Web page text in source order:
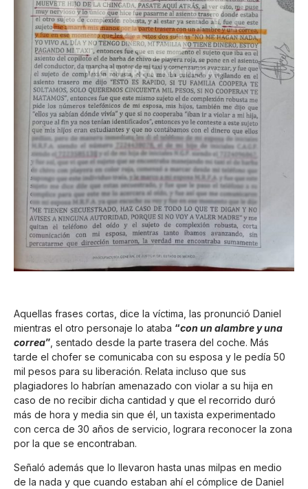
Aquellas frases cortas, dice la víctima, las pronunció Daniel
mientras el otro personaje lo ataba “con un alambre y una
correa” , sentado desde la parte trasera del coche. Más
tarde el chofer se comunicaba con su esposa y le pedía 50
mil pesos para su liberación. Relata incluso que sus
plagiadores lo habrían amenazado con violar a su hija en
caso de no recibir dicha cantidad y que el recorrido duró
más de hora y media sin que él, un taxista experimentado
con cerca de 30 años de servicio, lograra reconocer la zona
por la que se encontraban.
Señaló además que lo llevaron hasta unas milpas en medio
de la nada y que cuando estaban ahí el cómplice de Daniel